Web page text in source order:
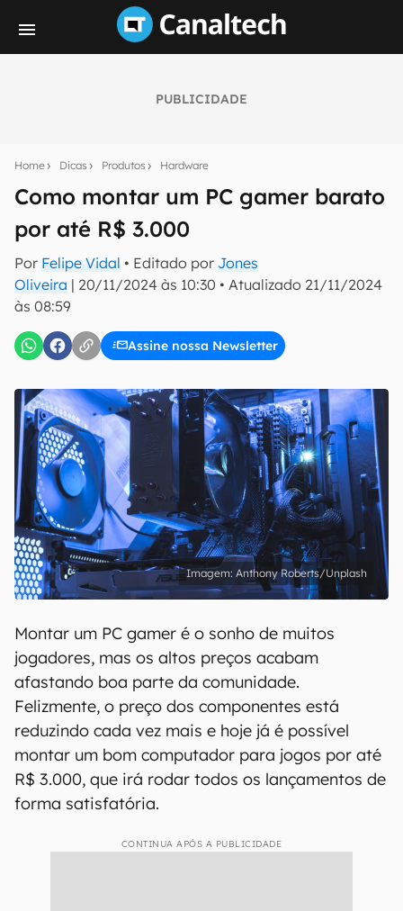
PUBLICIDADE
Home Dicas Produtos Hardware
Como montar um PC gamer barato
por até R$ 3.000
Por Felipe Vidal • Editado por Jones
Oliveira | 20/11/2024 às 10:30 • Atualizado 21/11/2024
às 08:59
Assine nossa Newsletter
notícias e reviews sobre tecnologia em primeira
E-mail
Confirmo que li, aceito e concordo com os
Anthony Roberts/Unplash
Montar um PC gamer é o sonho de muitos
jogadores, mas os altos preços acabam
afastando boa parte da comunidade.
Felizmente, o preço dos componentes está
reduzindo cada vez mais e hoje já é possível
montar um bom computador para jogos por até
R$ 3.000, que irá rodar todos os lançamentos de
forma satisfatória.
CONTINUA APÓS A PUBLICIDADE